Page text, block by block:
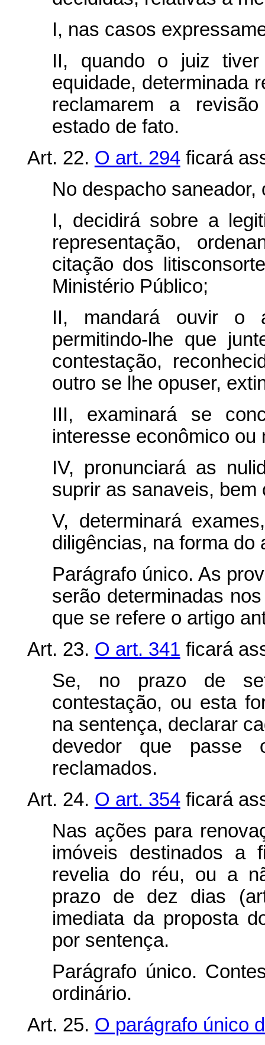
I, nas casos
II, quando o juiz
equidade, determinada
reclamarem a
estado de fato.
Art. 22. O art. 294ficará
No despacho saneador,
I, decidirá sobre a
representação,
citação dos
Ministério Público;
II, mandará ouvir o
permitindo-lhe que
contestação,
outro se lhe opuser,
III, examinará se
interesse econômico ou
IV, pronunciará as
suprir as sanaveis,
V, determinará
diligências, na forma do
Parágrafo único. As
serão determinadas
que se refere o artigo
Art. 23. O art. 341 ficará
Se, no prazo de
contestação, ou esta
na sentença, declarar
devedor que passe
reclamados.
Art. 24. O art. 354ficará
Nas ações para
imóveis destinados a
revelia do réu, ou a
prazo de dez dias
imediata da proposta
por sentença.
Parágrafo único.
ordinário.
Art. 25. O parágrafo único